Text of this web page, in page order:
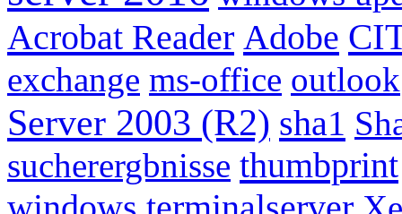
Acrobat Reader Adobe
exchange ms-office outlook
Server 2003 (R2) sha1
sucherergbnisse thumbprint